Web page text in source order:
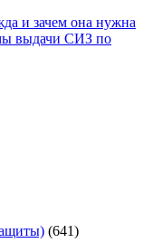
и зачем она нужна
выдачи СИЗ по
(641)